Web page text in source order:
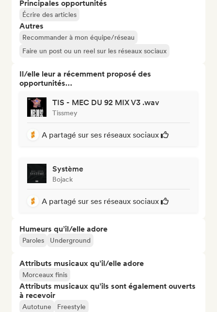
Principales opportunités
Écrire des articles
Autres
Recommander à mon équipe/réseau
Faire un post ou un reel sur les réseaux sociaux
Il/elle leur a récemment proposé des
opportunités…
TIS - MEC DU 92 MIX V3 .wav
Tissmey
A partagé sur ses réseaux sociaux
Système
Bojack
A partagé sur ses réseaux sociaux
Humeurs qu’il/elle adore
Paroles Underground
Attributs musicaux qu’il/elle adore
Morceaux finis
Attributs musicaux qu’ils sont également ouverts
à recevoir
Autotune Freestyle